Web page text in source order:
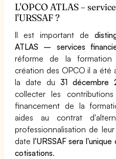
L'OPCO ATLAS –
l'URSSAF ?
Il est important de
ATLAS – services
réforme de la
création des OPCO il a été
la date du 31 décembre
collecter les
financement de la
aides au contrat
professionnalisation de
date l'URSSAF sera
cotisations.